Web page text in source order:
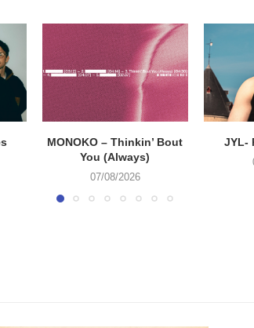
MONOKO – Thinkin’ Bout
You (Always)
07/08/2026
JYL-